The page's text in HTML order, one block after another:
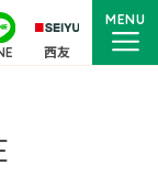
西友
MENU